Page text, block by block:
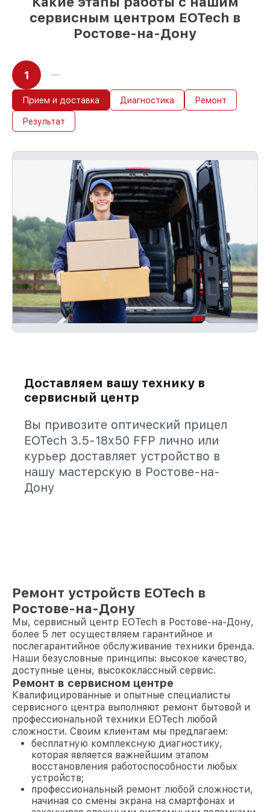
сервисным центром EOTech в
Ростове-на-Дону
1
Прием и доставка Диагностика Ремонт
Результат
Доставляем вашу технику в
сервисный центр
Вы привозите оптический прицел
EOTech 3.5-18x50 FFP лично или
курьер доставляет устройство в
нашу мастерскую в Ростове-на-
Дону
Ремонт устройств EOTech в
Ростове-на-Дону
Мы, сервисный центр EOTech в Ростове-на-Дону,
более 5 лет осуществляем гарантийное и
послегарантийное обслуживание техники бренда.
Наши безусловные принципы: высокое качество,
доступные цены, высококлассный сервис.
Ремонт в сервисном центре
Квалифицированные и опытные специалисты
сервисного центра выполняют ремонт бытовой и
профессиональной техники EOTech любой
сложности. Своим клиентам мы предлагаем:
бесплатную комплексную диагностику,
которая является важнейшим этапом
восстановления работоспособности любых
устройств;
профессиональный ремонт любой сложности,
начиная со смены экрана на смартфонах и